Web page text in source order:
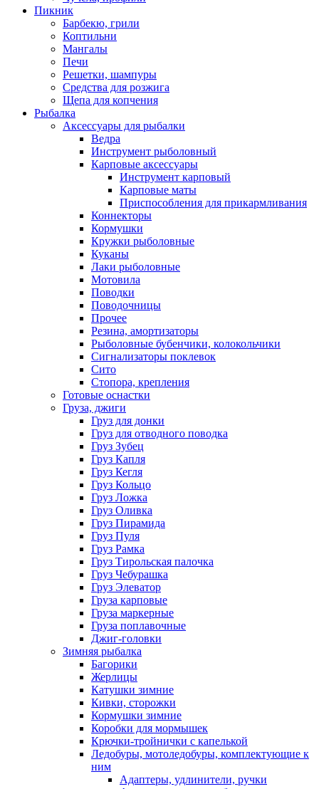
Пикник
Барбекю, грили
Коптильни
Мангалы
Печи
Решетки, шампуры
Средства для розжига
Щепа для копчения
Рыбалка
Аксессуары для рыбалки
Ведра
Инструмент рыболовный
Карповые аксессуары
Инструмент карповый
Карповые маты
Приспособления для прикармливания
Коннекторы
Кормушки
Кружки рыболовные
Куканы
Лаки рыболовные
Мотовила
Поводки
Поводочницы
Прочее
Резина, амортизаторы
Рыболовные бубенчики, колокольчики
Сигнализаторы поклевок
Сито
Стопора, крепления
Готовые оснастки
Груза, джиги
Груз для донки
Груз для отводного поводка
Груз Зубец
Груз Капля
Груз Кегля
Груз Кольцо
Груз Ложка
Груз Оливка
Груз Пирамида
Груз Пуля
Груз Рамка
Груз Тирольская палочка
Груз Чебурашка
Груз Элеватор
Груза карповые
Груза маркерные
Груза поплавочные
Джиг-головки
Зимняя рыбалка
Багорики
Жерлицы
Катушки зимние
Кивки, сторожки
Кормушки зимние
Коробки для мормышек
Крючки-тройнички с капелькой
Ледобуры, мотоледобуры, комплектующие к
ним
Адаптеры, удлинители, ручки